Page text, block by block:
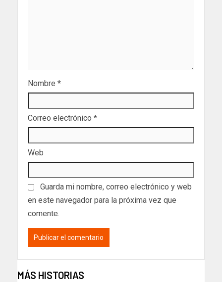
Nombre *
Correo electrónico *
Web
Guarda mi nombre, correo electrónico y web
en este navegador para la próxima vez que
comente.
MÁS HISTORIAS